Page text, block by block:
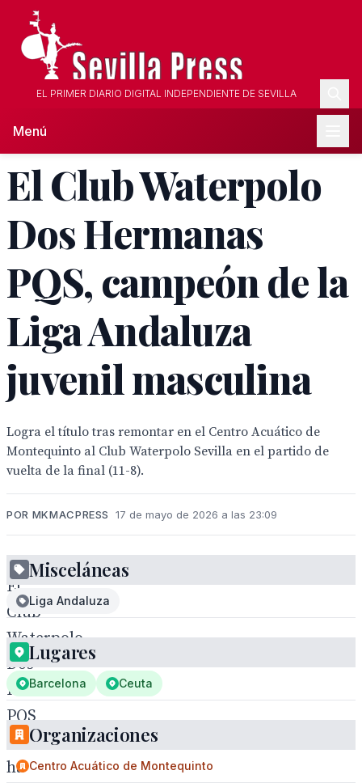
EL PRIMER DIARIO DIGITAL INDEPENDIENTE DE SEVILLA
Menú
El Club Waterpolo
Dos Hermanas
PQS, campeón de la
Liga Andaluza
juvenil masculina
Logra el título tras remontar en el Centro Acuático de
Montequinto al Club Waterpolo Sevilla en el partido de
vuelta de la final (11-8).
POR MKMACPRESS 17 de mayo de 2026 a las 23:09
El
Club
Waterpolo
Dos
Hermanas
PQS
se
ha
Misceláneas
Liga Andaluza
Lugares
Barcelona Ceuta
Organizaciones
Centro Acuático de Montequinto